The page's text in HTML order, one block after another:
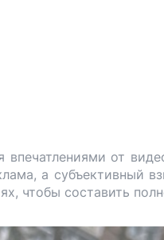
впечатлениями от
а субъективный
чтобы составить